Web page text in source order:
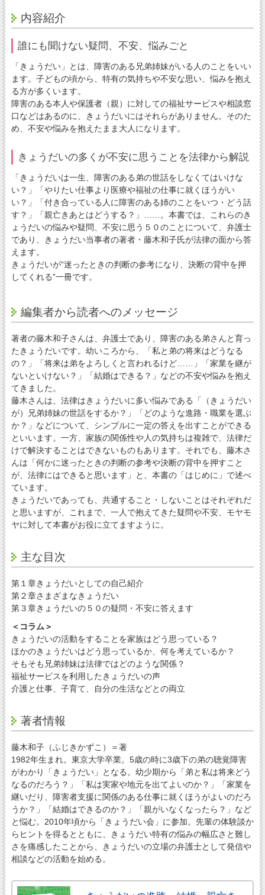
内容紹介
誰にも聞けない疑問、不安、悩みごと
「きょうだい」とは、障害のある兄弟姉妹がいる人のことをいい
ます。子どもの頃から、特有の気持ちや不安な思い、悩みを抱え
る方が多くいます。
障害のある本人や保護者（親）に対しての福祉サービスや相談窓
口などはあるのに、きょうだいにはそれらがありません。そのた
め、不安や悩みを抱えたまま大人になります。
きょうだいの多くが不安に思うことを法律から解説
「きょうだいは一生、障害のある弟の世話をしなくてはいけな
い？」「やりたい仕事より医療や福祉の仕事に就くほうがい
い？」「付き合っている人に障害のある姉のことをいつ・どう話
す？」「親亡きあとはどうする？」……。本書では、これらのき
ょうだいの悩みや疑問、不安に思う５０のことについて、弁護士
であり、きょうだい当事者の著者・藤木和子氏が法律の面から答
えます。
きょうだいが“迷ったときの判断の参考になり、決断の背中を押
してくれる”一冊です。
編集者から読者へのメッセージ
著者の藤木和子さんは、弁護士であり、障害のある弟さんと育っ
たきょうだいです。幼いころから、「私と弟の将来はどうなる
の？」「将来は弟をよろしくと言われるけど……」「家業を継が
ないといけない？」「結婚はできる？」などの不安や悩みを抱え
てきました。
藤木さんは、法律はきょうだいに多い悩みである「（きょうだい
が）兄弟姉妹の世話をするか？」「どのような進路・職業を選ぶ
か？」などについて、シンプルに一定の答えを出すことができる
といいます。一方、家族の関係性や人の気持ちは複雑で、法律だ
けで解決することはできないものもあります。それでも、藤木さ
んは「何かに迷ったときの判断の参考や決断の背中を押すこと
が、法律にはできると思います」と、本書の「はじめに」で述べ
ています。
きょうだいであっても、共通すること・しないことはそれぞれだ
と思いますが、これまで、一人で抱えてきた疑問や不安、モヤモ
ヤに対して本書がお役に立てますように。
主な目次
第１章きょうだいとしての自己紹介
第２章さまざまなきょうだい
第３章きょうだいの５０の疑問・不安に答えます
＜コラム＞
きょうだいの活動をすることを家族はどう思っている？
ほかのきょうだいはどう思っているか、何を考えているか？
そもそも兄弟姉妹は法律ではどのような関係？
福祉サービスを利用したきょうだいの声
介護と仕事、子育て、自分の生活などとの両立
著者情報
藤木和子（ふじきかずこ）＝著
1982年生まれ。東京大学卒業。5歳の時に3歳下の弟の聴覚障害
がわかり「きょうだい」となる。幼少期から「弟と私は将来どう
なるのだろう？」「私は実家や地元を出てよいのか？」「家業を
継いだり、障害者支援に関係のある仕事に就くほうがよいのだろ
うか？」「結婚はできるのか？」「親がいなくなったら？」など
と悩む。2010年頃から「きょうだい会」に参加。先輩の体験談か
らヒントを得るとともに、きょうだい特有の悩みの幅広さと難し
さを痛感したことから、きょうだいの立場の弁護士として発信や
相談などの活動を始める。